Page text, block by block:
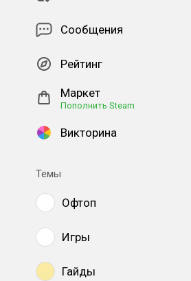
Сообщения
Рейтинг
Маркет
Пополнить Steam
Викторина
Темы
Офтоп
Игры
Гайды